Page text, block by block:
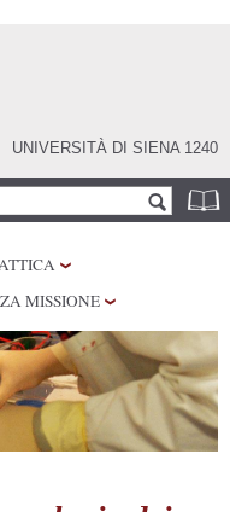
UNIVERSITÀ DI SIENA 1240
di ricerca
MISSIONE